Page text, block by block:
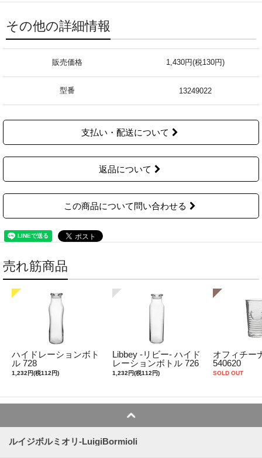
その他の詳細情報
販売価格 1,430円(税130円)
型番 13249022
支払い・配送について
返品について
この商品について問い合わせる
売れ筋商品
ハイドレーションボト
ル 728
1,232円(税112円)
Libbey -リビー- ハイド
レーションボトル 726
1,232円(税112円)
オフィチー
540620
SOLD OUT
ルイジボルミオリ-LuigiBormioli